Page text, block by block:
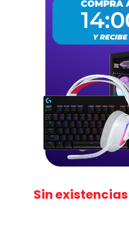
Sin existencias